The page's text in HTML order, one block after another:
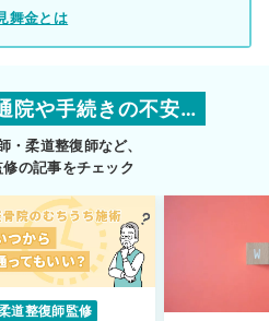
舞金とは
院や手続きの不安…
・柔道整復師など、
の記事をチェック
道整復師監修